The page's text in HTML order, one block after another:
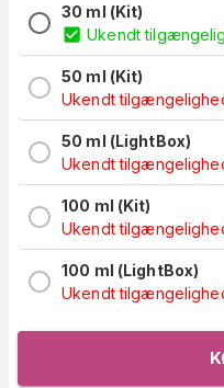
30 ml (Kit)
Ukendt
50 ml (Kit)
Ukendt
50 ml (LightBox)
Ukendt
100 ml (Kit)
Ukendt
100 ml (LightBox)
Ukendt